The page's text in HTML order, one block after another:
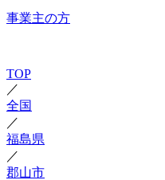
事業主の方
TOP
／
全国
／
福島県
／
郡山市